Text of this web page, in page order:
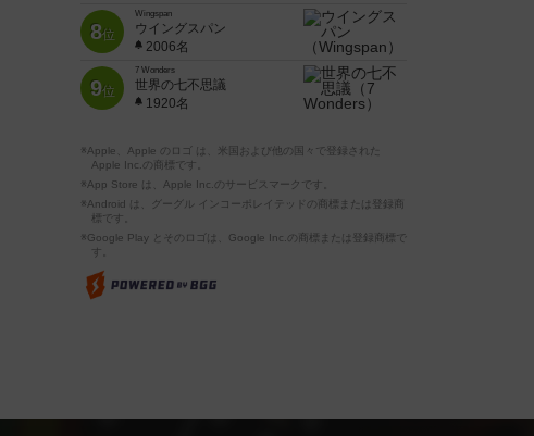
8位
Wingspan
ウイングスパン
2006名
9位
7 Wonders
世界の七不思議
1920名
※Apple、Apple のロゴ は、米国および他の国々で登録された
Apple Inc.の商標です。
※App Store は、Apple Inc.のサービスマークです。
※Android は、グーグル インコーポレイテッドの商標または登録商
標です。
※Google Play とそのロゴは、Google Inc.の商標または登録商標で
す。